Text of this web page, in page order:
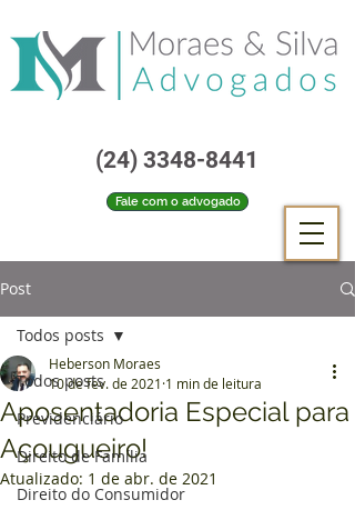
Fale com o advogado
(24) 3348-8441
Post
Todos posts
Previdenciário
Direito de Família
Direito do Consumidor
Todos posts
Aposentadoria Especial para
Açougueiro!
Heberson Moraes
10 de fev. de 2021 1 min de leitura
Atualizado: 1 de abr. de 2021